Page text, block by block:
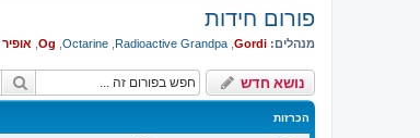
פורום חידות
מנהלים: Gordi
Radioactive Grandpa
Octarine
Og אופיר
נושא חדש
הכרזות